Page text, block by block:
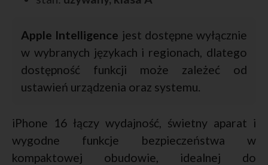
Apple Intelligence jest dostępne wyłącznie
w wybranych językach i regionach, dlatego
dostępność funkcji może zależeć od
ustawień urządzenia oraz systemu.
iPhone 16 łączy wydajność, świetny aparat i
wygodne funkcje bezpieczeństwa w
kompaktowej obudowie, idealnej do